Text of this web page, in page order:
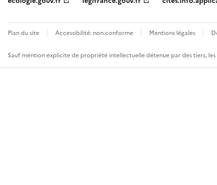
Plan du site Accessibilité: non conforme Mentions légales
Sauf mention explicite de propriété intellectuelle détenue par des tiers,